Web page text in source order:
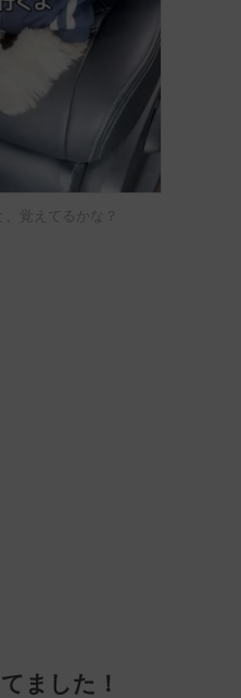
、覚えてるかな？
ました！